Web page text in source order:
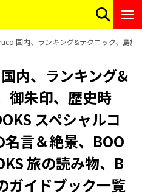
国内、ランキング&テクニック、島旅
内、ランキング&
御朱印、歴史時
スペシャルコ
名言＆絶景、BOO
旅の読み物、B
ガイドブック一覧